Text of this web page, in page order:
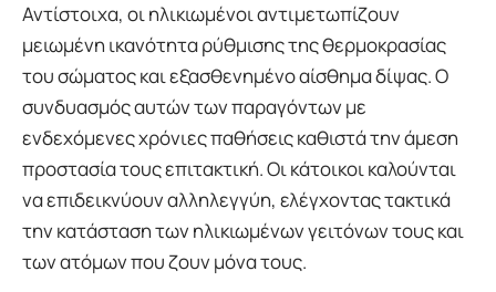
Αντίστοιχα, οι ηλικιωμένοι αντιμετωπίζουν
μειωμένη ικανότητα ρύθμισης της θερμοκρασίας
του σώματος και εξασθενημένο αίσθημα δίψας. Ο
συνδυασμός αυτών των παραγόντων με
ενδεχόμενες χρόνιες παθήσεις καθιστά την άμεση
προστασία τους επιτακτική. Οι κάτοικοι καλούνται
να επιδεικνύουν αλληλεγγύη, ελέγχοντας τακτικά
την κατάσταση των ηλικιωμένων γειτόνων τους και
των ατόμων που ζουν μόνα τους.